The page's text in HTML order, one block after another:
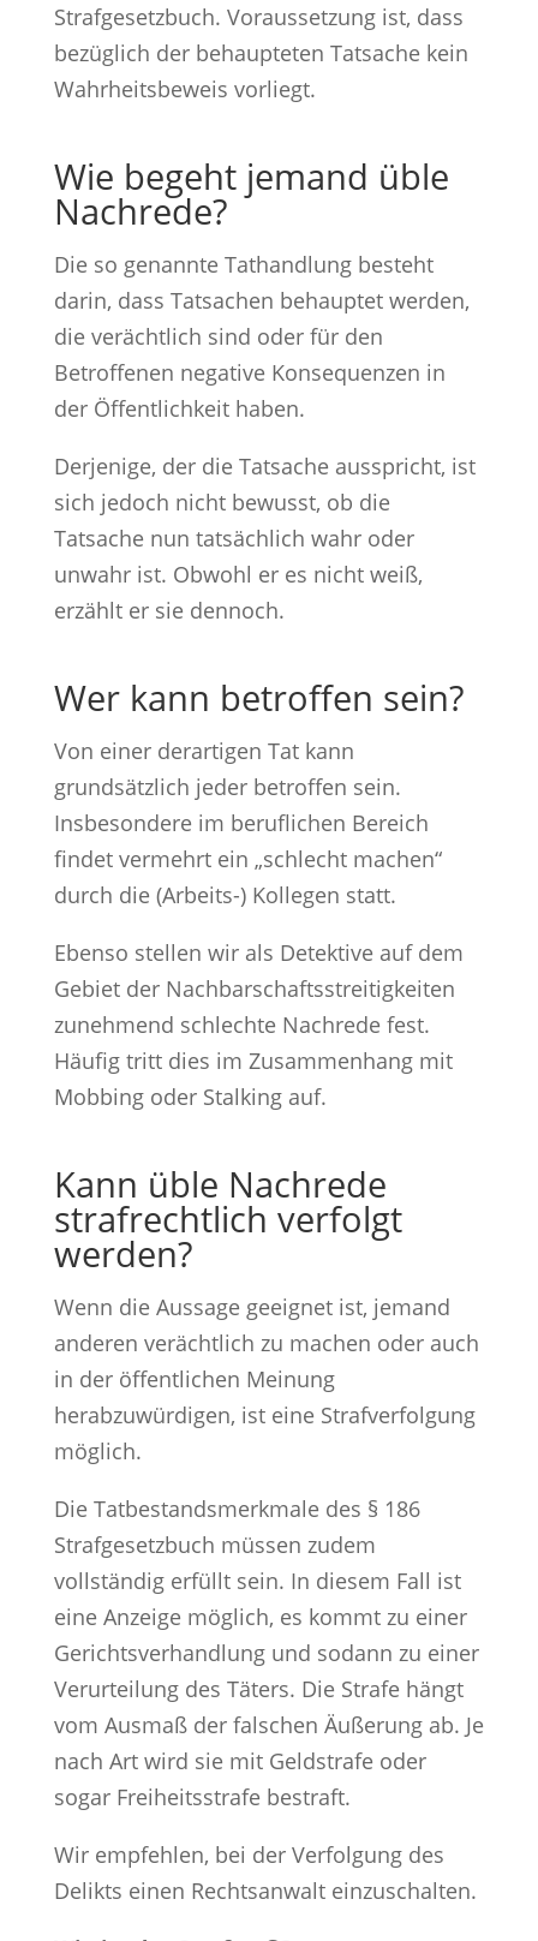
Strafgesetzbuch. Voraussetzung ist, dass
bezüglich der behaupteten Tatsache kein
Wahrheitsbeweis vorliegt.
Wie begeht jemand üble
Nachrede?
Die so genannte Tathandlung besteht
darin, dass Tatsachen behauptet werden,
die verächtlich sind oder für den
Betroffenen negative Konsequenzen in
der Öffentlichkeit haben.
Derjenige, der die Tatsache ausspricht, ist
sich jedoch nicht bewusst, ob die
Tatsache nun tatsächlich wahr oder
unwahr ist. Obwohl er es nicht weiß,
erzählt er sie dennoch.
Wer kann betroffen sein?
Von einer derartigen Tat kann
grundsätzlich jeder betroffen sein.
Insbesondere im beruflichen Bereich
findet vermehrt ein „schlecht machen“
durch die (Arbeits-) Kollegen statt.
Ebenso stellen wir als Detektive auf dem
Gebiet der Nachbarschaftsstreitigkeiten
zunehmend schlechte Nachrede fest.
Häufig tritt dies im Zusammenhang mit
Mobbing oder Stalking auf.
Kann üble Nachrede
strafrechtlich verfolgt
werden?
Wenn die Aussage geeignet ist, jemand
anderen verächtlich zu machen oder auch
in der öffentlichen Meinung
herabzuwürdigen, ist eine Strafverfolgung
möglich.
Die Tatbestandsmerkmale des § 186
Strafgesetzbuch müssen zudem
vollständig erfüllt sein. In diesem Fall ist
eine Anzeige möglich, es kommt zu einer
Gerichtsverhandlung und sodann zu einer
Verurteilung des Täters. Die Strafe hängt
vom Ausmaß der falschen Äußerung ab. Je
nach Art wird sie mit Geldstrafe oder
sogar Freiheitsstrafe bestraft.
Wir empfehlen, bei der Verfolgung des
Delikts einen Rechtsanwalt einzuschalten.